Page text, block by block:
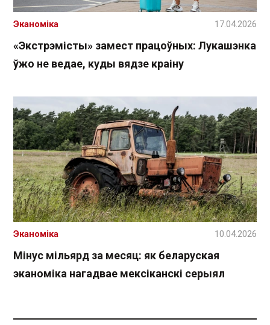
«Экстрэмісты» замест працоўных: Лукашэнка
ўжо не ведае, куды вядзе краіну
Эканоміка 17.04.2026
Мінус мільярд за месяц: як беларуская
эканоміка нагадвае мексіканскі серыял
Эканоміка 10.04.2026